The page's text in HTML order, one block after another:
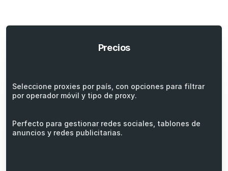
Precios
Seleccione proxies por país, con opciones para filtrar
por operador móvil y tipo de proxy.
Perfecto para gestionar redes sociales, tablones de
anuncios y redes publicitarias.